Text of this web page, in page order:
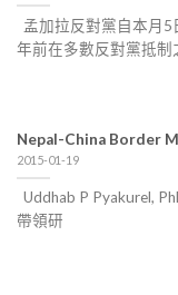
孟加拉反對黨自本月
年前在多數反對黨抵制
Nepal-China Border
2015-01-19
Uddhab P Pyakurel,
帶領研